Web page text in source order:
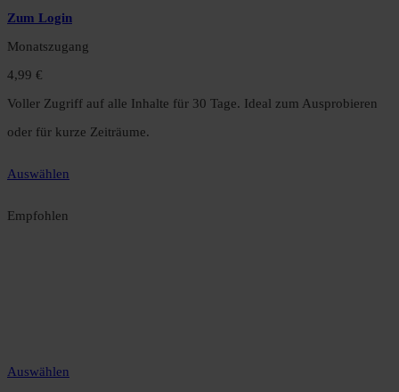
Zum Login
Monatszugang
4,99 €
Voller Zugriff auf alle Inhalte für 30 Tage. Ideal zum Ausprobieren
oder für kurze Zeiträume.
Auswählen
Empfohlen
Auswählen